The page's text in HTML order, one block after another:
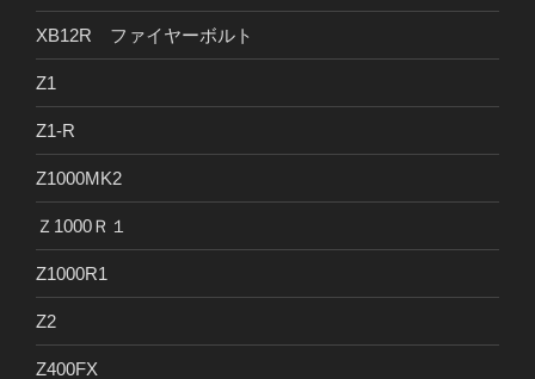
XB12R ファイヤーボルト
Z1
Z1-R
Z1000MK2
Ｚ1000Ｒ１
Z1000R1
Z2
Z400FX